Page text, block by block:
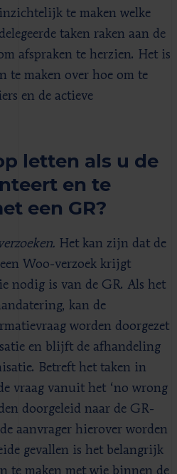
te maken welke
taken raken aan de
afspraken te herzien. Het is
te maken over hoe om te
en de actieve
letten als u de
en te
een GR?
Het kan zijn dat de
Woo-verzoek krijgt
nodig is van de GR. Als het
kan de
worden doorgezet
en blijft de afhandeling
Betreft het taken in
vraag vanuit het ‘no wrong
doorgeleid naar de GR-
aanvrager hierover worden
gevallen is het belangrijk
te maken met wie binnen de